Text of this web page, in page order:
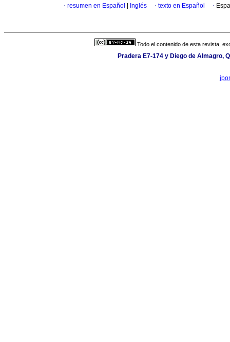
· resumen en Español Inglés · texto en Español ·
Todo el contenido de esta revista,
Pradera E7-174 y Diego de Almagro,